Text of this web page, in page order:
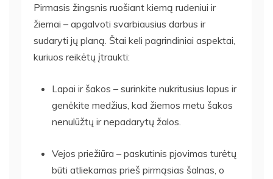
Pirmasis žingsnis ruošiant kiemą rudeniui ir
žiemai – apgalvoti svarbiausius darbus ir
sudaryti jų planą. Štai keli pagrindiniai aspektai,
kuriuos reikėtų įtraukti:
Lapai ir šakos – surinkite nukritusius lapus ir
genėkite medžius, kad žiemos metu šakos
nenulūžtų ir nepadarytų žalos.
Vejos priežiūra – paskutinis pjovimas turėtų
būti atliekamas prieš pirmąsias šalnas, o